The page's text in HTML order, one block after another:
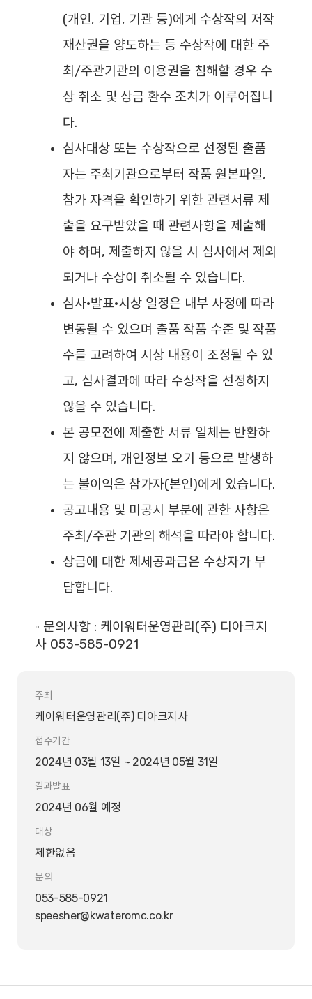
(개인, 기업, 기관 등)에게 수상작의 저작
재산권을 양도하는 등 수상작에 대한 주
최/주관기관의 이용권을 침해할 경우 수
상 취소 및 상금 환수 조치가 이루어집니
다.
심사대상 또는 수상작으로 선정된 출품
자는 주최기관으로부터 작품 원본파일,
참가 자격을 확인하기 위한 관련서류 제
출을 요구받았을 때 관련사항을 제출해
야 하며, 제출하지 않을 시 심사에서 제외
되거나 수상이 취소될 수 있습니다.
심사·발표·시상 일정은 내부 사정에 따라
변동될 수 있으며 출품 작품 수준 및 작품
수를 고려하여 시상 내용이 조정될 수 있
고, 심사결과에 따라 수상작을 선정하지
않을 수 있습니다.
본 공모전에 제출한 서류 일체는 반환하
지 않으며, 개인정보 오기 등으로 발생하
는 불이익은 참가자(본인)에게 있습니다.
공고내용 및 미공시 부분에 관한 사항은
주최/주관 기관의 해석을 따라야 합니다.
상금에 대한 제세공과금은 수상자가 부
담합니다.
◦ 문의사항 : 케이워터운영관리(주) 디아크지
사 053-585-0921
주최
케이워터운영관리(주) 디아크지사
접수기간
2024년 03월 13일 ~ 2024년 05월 31일
결과발표
2024년 06월 예정
대상
제한없음
문의
053-585-0921
speesher@kwateromc.co.kr